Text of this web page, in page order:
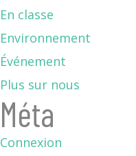
En classe
Environnement
Événement
Plus sur nous
Méta
Connexion